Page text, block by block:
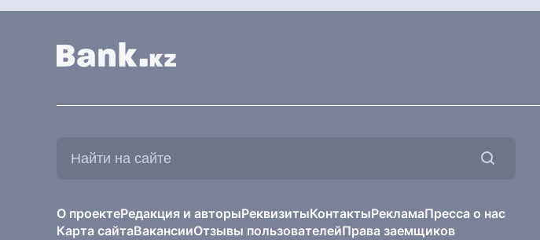
О проектеРедакция и авторыРеквизитыКонтактыРекламаПресса о нас
Карта сайтаВакансииОтзывы пользователейПрава заемщиков